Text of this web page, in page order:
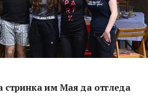
стринка им Мая да отгледа